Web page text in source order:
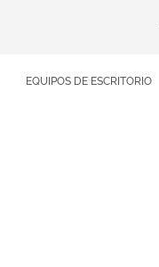
EQUIPOS DE ESCRITORIO